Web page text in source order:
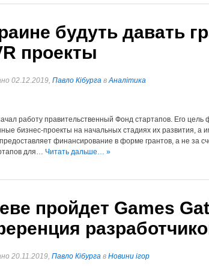
будуть давать
проекты
02.12.2019, Павло Кібурга вАналітика
работу правительственный Фонд стартапов. Его цель
бизнес-проекты на начальных стадиях их развития, а
финансирование в форме грантов, а не за
для… Читать дальше… »
пройдет Games
20.11.2019, Павло Кібурга в Новини ігор